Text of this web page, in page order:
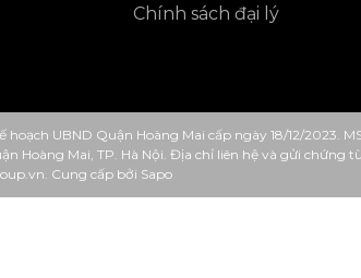
Chính sách đại lý
UBND Quận Hoàng Mai cấp ngày 18/12/2023.
Hoàng Mai, TP. Hà Nội. Địa chỉ liên hệ và gửi chứng
Cung cấp bởi Sapo